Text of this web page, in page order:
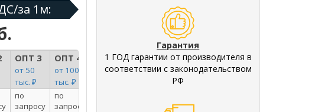
за 1м:
ОПТ 3
от 50
тыс. ₽
ОПТ 4
от 100
тыс. ₽
по
запросу
по
запросу
Гарантия
1 ГОД гарантии от производителя в
соответствии с законодательством
РФ